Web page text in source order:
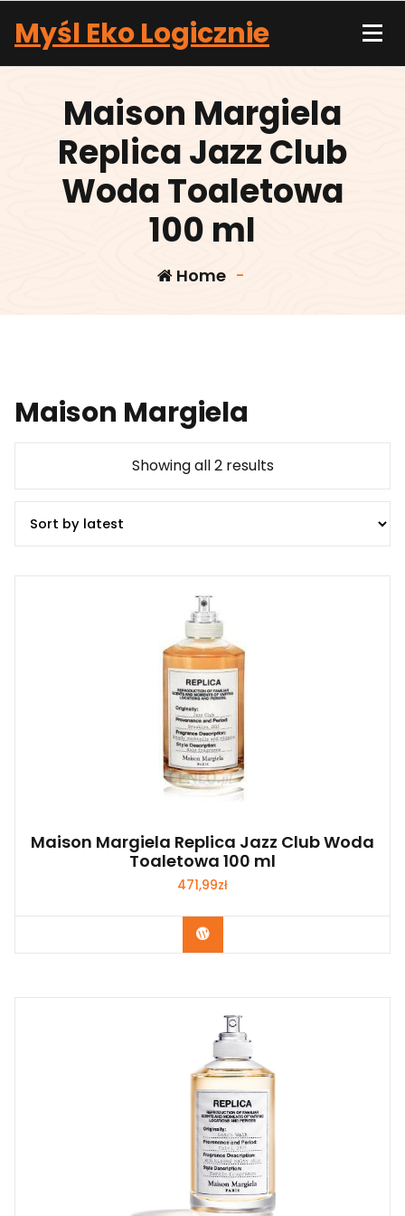
content
Myśl Eko Logicznie
Maison Margiela
Replica Jazz Club
Woda Toaletowa
100 ml
Home -
Maison Margiela
Showing all 2 results
Maison Margiela Replica Jazz Club Woda
Toaletowa 100 ml
471,99zł
Zobacz